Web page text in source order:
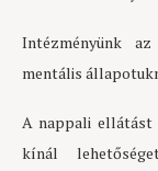
Intézményünk
mentális
A nappali ellátást
kínál